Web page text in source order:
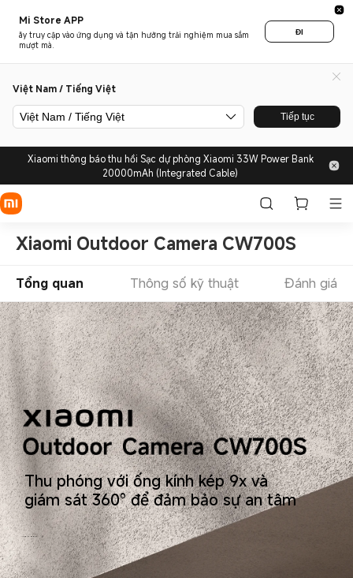
Mi Store APP
ãy truy cập vào ứng dụng và tận hưởng trải nghiệm mua sắm
mượt mà.
ĐI
Việt Nam / Tiếng Việt
Việt Nam / Tiếng Việt Tiếp tục
Xiaomi thông báo thu hồi Sạc dự phòng Xiaomi 33W Power Bank
20000mAh (Integrated Cable)
Xiaomi Outdoor Camera CW700S
Tổng quan Thông số kỹ thuật Đánh giá
Thu phóng với ống kính kép 9x và
giám sát 360° để đảm bảo sự an tâm
1.960.000 ₫